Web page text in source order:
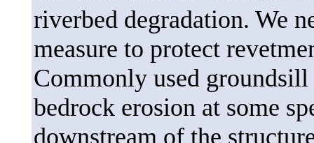
riverbed degradation. We
measure to protect
Commonly used
bedrock erosion at some
downstream of the